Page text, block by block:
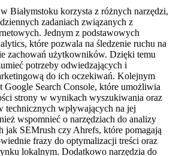
Białymstoku korzysta z różnych narzędzi,
zadaniach związanych z
Jednym z podstawowych
które pozwala na śledzenie ruchu na
zachowań użytkowników. Dzięki temu
potrzeby odwiedzających i
do ich oczekiwań. Kolejnym
Google Search Console, które umożliwia
strony w wynikach wyszukiwania oraz
technicznych wpływających na jej
wspomnieć o narzędziach do analizy
jak SEMrush czy Ahrefs, które pomagają
frazy do optymalizacji treści oraz
lokalnym. Dodatkowo narzędzia do